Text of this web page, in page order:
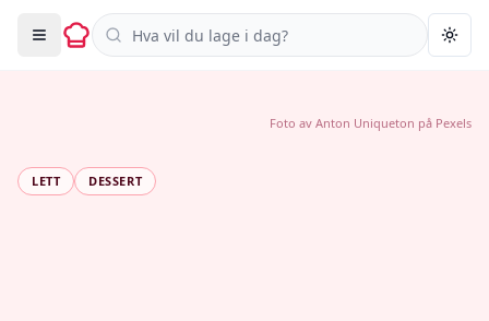
Søk i oppskrifter
LETT DESSERT
Foto av Anton Uniqueton på Pexels